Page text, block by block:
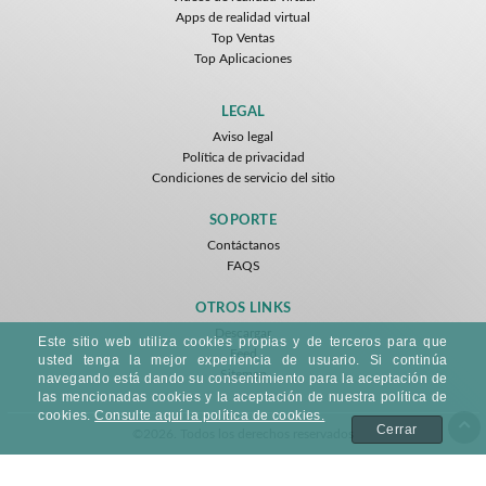
Apps de realidad virtual
Top Ventas
Top Aplicaciones
LEGAL
Aviso legal
Política de privacidad
Condiciones de servicio del sitio
SOPORTE
Contáctanos
FAQS
OTROS LINKS
Feed
Sitemap
Este sitio web utiliza cookies propias y de terceros para que
usted tenga la mejor experiencia de usuario. Si continúa
navegando está dando su consentimiento para la aceptación de
las mencionadas cookies y la aceptación de nuestra política de
cookies.Consulte aquí la política de cookies.
Cerrar